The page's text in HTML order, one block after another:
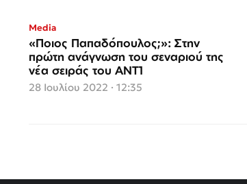
Media
«Ποιος Παπαδόπουλος;»: Στην
πρώτη ανάγνωση του σεναριού της
νέα σειράς του ΑΝΤ1
28 Ιουλίου 2022 · 12:35